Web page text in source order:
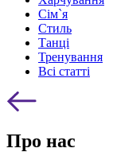
Сім`я
Стиль
Танці
Тренування
Всі статті
Про нас